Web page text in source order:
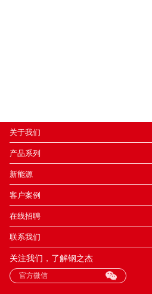
关于我们
产品系列
新能源
客户案例
在线招聘
联系我们
关注我们，了解钢之杰
官方微信